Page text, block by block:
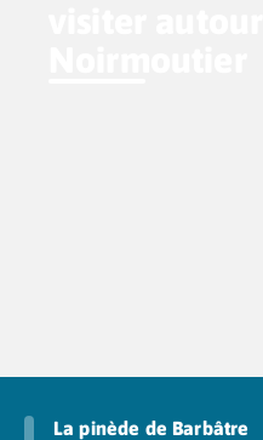
La pinède de Barbâtre